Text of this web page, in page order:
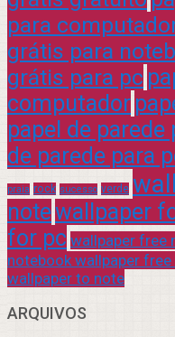
para
grátis para
grátis para pc
computador
papel de
de parede para
praia rock sucesso verde
notewallpaper
for pc wallpaper free
notebook wallpaper
wallpaper to note
ARQUIVOS